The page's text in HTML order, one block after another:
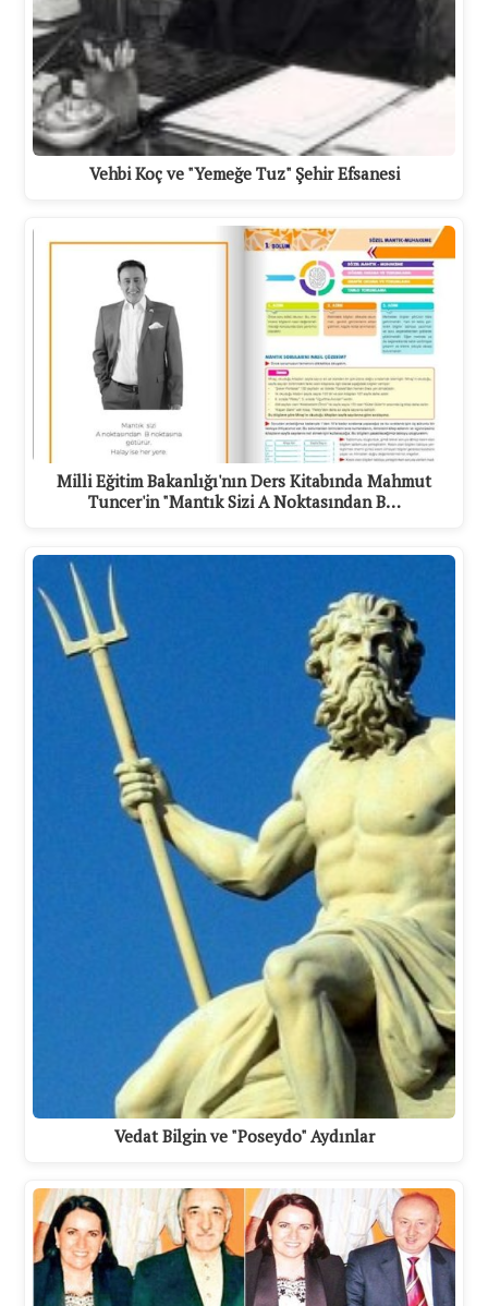
Vehbi Koç ve "Yemeğe Tuz" Şehir Efsanesi
Milli Eğitim Bakanlığı'nın Ders Kitabında Mahmut
Tuncer'in "Mantık Sizi A Noktasından B…
Vedat Bilgin ve "Poseydo" Aydınlar